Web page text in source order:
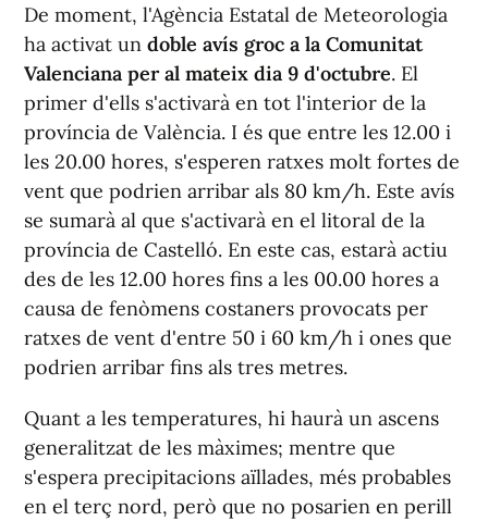
De moment, l'Agència Estatal de Meteorologia
ha activat un doble avís groc a la Comunitat
Valenciana per al mateix dia 9 d'octubre. El
primer d'ells s'activarà en tot l'interior de la
província de València. I és que entre les 12.00 i
les 20.00 hores, s'esperen ratxes molt fortes de
vent que podrien arribar als 80 km/h. Este avís
se sumarà al que s'activarà en el litoral de la
província de Castelló. En este cas, estarà actiu
des de les 12.00 hores fins a les 00.00 hores a
causa de fenòmens costaners provocats per
ratxes de vent d'entre 50 i 60 km/h i ones que
podrien arribar fins als tres metres.
Quant a les temperatures, hi haurà un ascens
generalitzat de les màximes; mentre que
s'espera precipitacions aïllades, més probables
en el terç nord, però que no posarien en perill